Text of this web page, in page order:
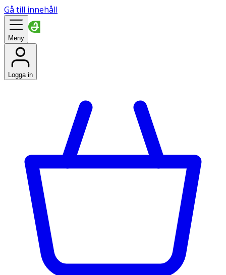
Gå till innehåll
Meny
Logga in